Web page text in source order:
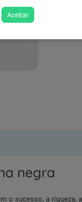
negra
sucesso, a
Aceitar